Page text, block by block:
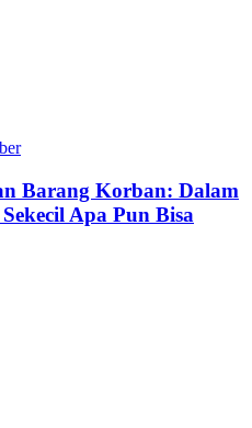
Barang Korban: Dalam
Apa Pun Bisa